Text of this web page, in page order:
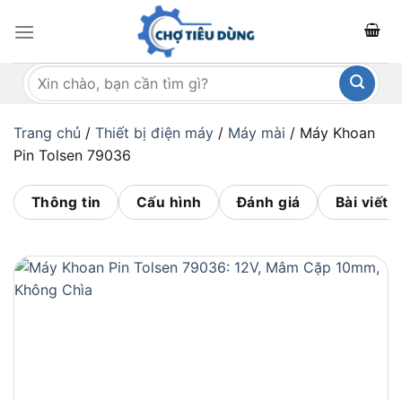
qua
dungTìm
kiếm:
Trang chủ / Thiết bị điện máy / Máy mài / Máy Khoan
Pin Tolsen 79036
Thông tin Cấu hình Đánh giá Bài viết